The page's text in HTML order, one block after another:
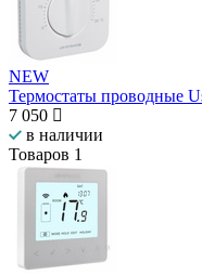
NEW
Термостаты проводные
7 050
в наличии
Товаров 1